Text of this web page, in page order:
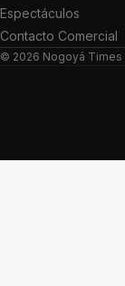
Espectáculos
Contacto Comercial
© 2026 Nogoyá Times